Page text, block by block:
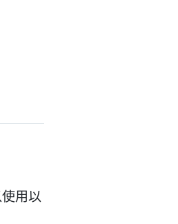
用以